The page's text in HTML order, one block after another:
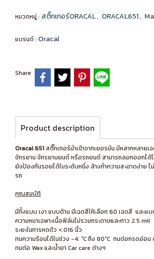
หมวดหมู่ : สติ๊กเกอร์ORACAL, ORACAL651,
แบรนด์ : Oracal
Share
Product description
Oracal 651สติ๊กเกอร์นำเข้าจากเยอรมัน มีหลากหลายเ
จักรยาน จักรยานยนต์ หรือรถยนต์ สามารถลอกออกได้
ยังป้องกันรอยได้ในระดับหนึ่ง ล้างทำความสะอาดง่าย
รถ
คุณสมบัติ
มีทั้งแบบ เงา แบบด้าน มีเฉดสีให้เลือก 60 เฉดสี และแบ
ความหนาเฉพาะเนื้อฟิล์มไม่รวมกระดาษและกาว 2.5 mil
ระยะในการหดตัว <.016 นิ้ว
ทนความร้อนได้ในช่วง -4. °C ถึง 80°C ทนต่อกรดอ่อน
ทนต่อ Wax และน้ำยา Car care ต่างๆ